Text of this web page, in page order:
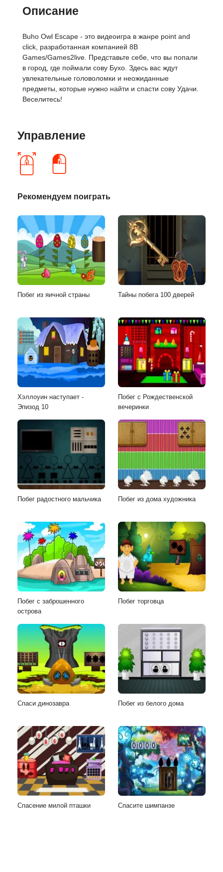
Описание
Buho Owl Escape - это видеоигра в жанре point and
click, разработанная компанией 8B
Games/Games2live. Представьте себе, что вы попали
в город, где поймали сову Бухо. Здесь вас ждут
увлекательные головоломки и неожиданные
предметы, которые нужно найти и спасти сову Удачи.
Веселитесь!
Управление
Рекомендуем поиграть
Побег из яичной страны Тайны побега 100 дверей
Хэллоуин наступает -
Эпизод 10
Побег с Рождественской
вечеринки
Побег радостного мальчика Побег из дома художника
Побег с заброшенного
острова
Побег торговца
Спаси динозавра Побег из белого дома
Спасение милой пташки Спасите шимпанзе